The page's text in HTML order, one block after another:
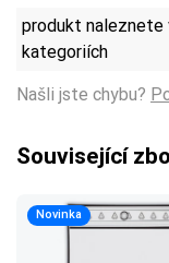
produkt naleznete
kategoriích
Našli jste chybu?
Související
Novinka